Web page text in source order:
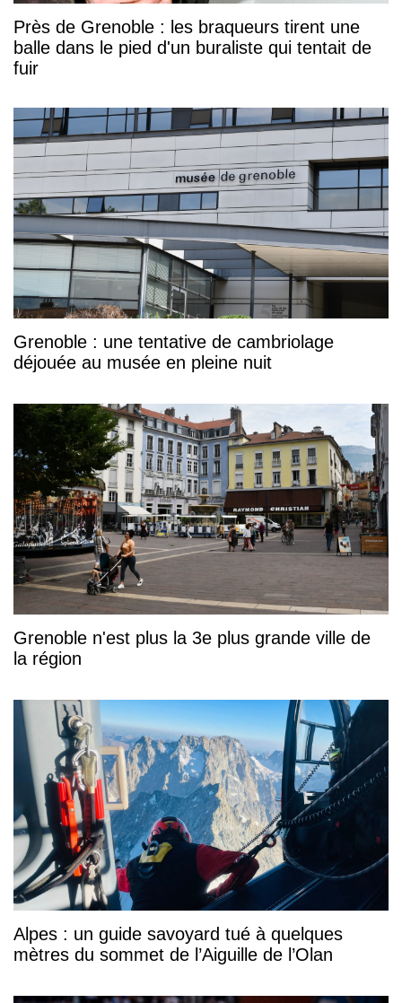
Près de Grenoble : les braqueurs tirent une
balle dans le pied d'un buraliste qui tentait de
fuir
Grenoble : une tentative de cambriolage
déjouée au musée en pleine nuit
Grenoble n'est plus la 3e plus grande ville de
la région
Alpes : un guide savoyard tué à quelques
mètres du sommet de l’Aiguille de l’Olan